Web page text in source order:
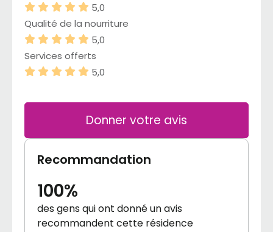
5,0
Qualité de la nourriture
5,0
Services offerts
5,0
Donner votre avis
Recommandation
100%
des gens qui ont donné un avis
recommandent cette résidence